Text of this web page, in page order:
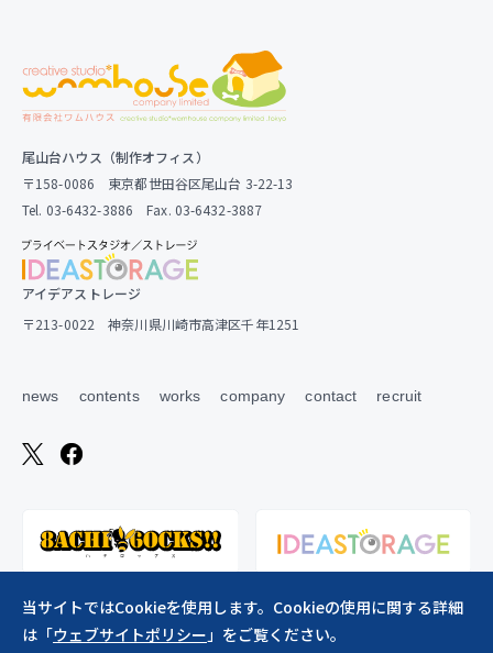
尾山台ハウス（制作オフィス）
〒158-0086 東京都世田谷区尾山台 3-22-13
Tel. 03-6432-3886 Fax. 03-6432-3887
アイデアストレージ
〒213-0022 神奈川県川崎市高津区千年1251
news contents works company contact recruit
当サイトではCookieを使用します。Cookieの使用に関する詳細
は「ウェブサイトポリシー」をご覧ください。